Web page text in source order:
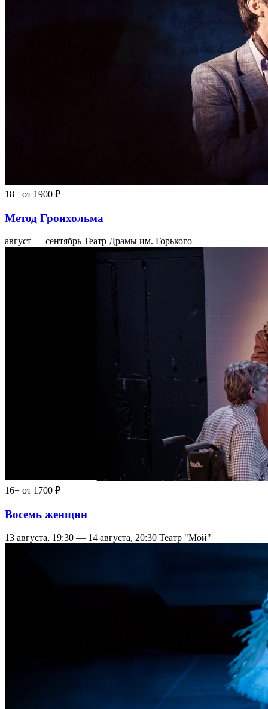
18+ от 1900 ₽
Метод Гронхольма
август — сентябрь Театр Драмы им. Горького
16+ от 1700 ₽
Восемь женщин
13 августа, 19:30 — 14 августа, 20:30 Театр "Мой"